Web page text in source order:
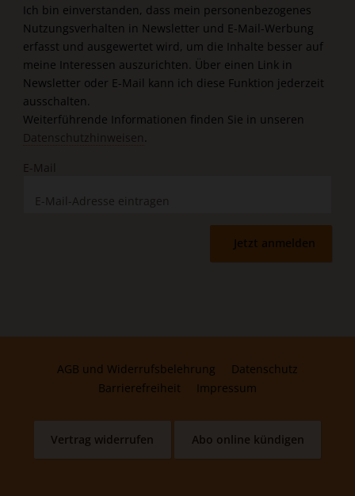
Ich bin einverstanden, dass mein personenbezogenes
Nutzungsverhalten in Newsletter und E-Mail-Werbung
erfasst und ausgewertet wird, um die Inhalte besser auf
meine Interessen auszurichten. Über einen Link in
Newsletter oder E-Mail kann ich diese Funktion jederzeit
ausschalten.
Weiterführende Informationen finden Sie in unseren
Datenschutzhinweisen
E-Mail
Jetzt anmelden
AGB und Widerrufsbelehrung
Datenschutz
Barrierefreiheit
Impressum
Vertrag widerrufen Abo online kündigen